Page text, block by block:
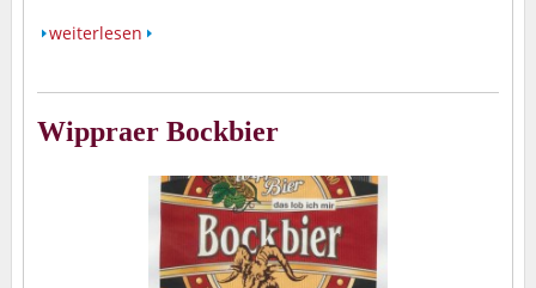
weiterlesen
Wippraer Bockbier